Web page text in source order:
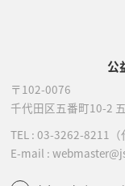
公
〒102-0076
千代田区五番町10-2
TEL : 03-3262-8211
E-mail :